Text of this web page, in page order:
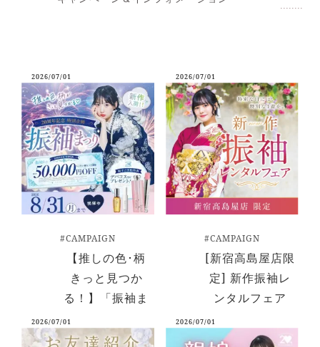
2026/07/01
#CAMPAIGN
【推しの色･柄
きっと見つか
る！】「振袖ま
つり 2026」｜
とみひろふりそ
2026/07/01
#CAMPAIGN
[新宿高島屋店限
定] 新作振袖レ
ンタルフェア
2026/07/01 2026/07/01